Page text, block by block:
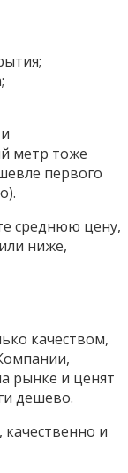
метр тоже
первого
среднюю цену,
ниже,
качеством,
рынке и ценят
дешево.
и